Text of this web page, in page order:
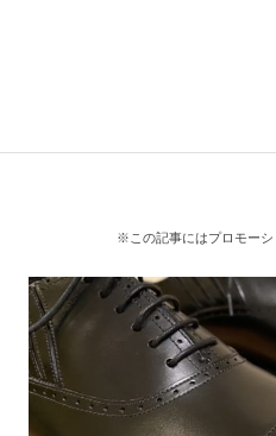
※この記事にはプロモーシ